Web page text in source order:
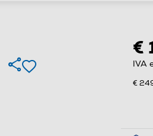
€
IVA
€